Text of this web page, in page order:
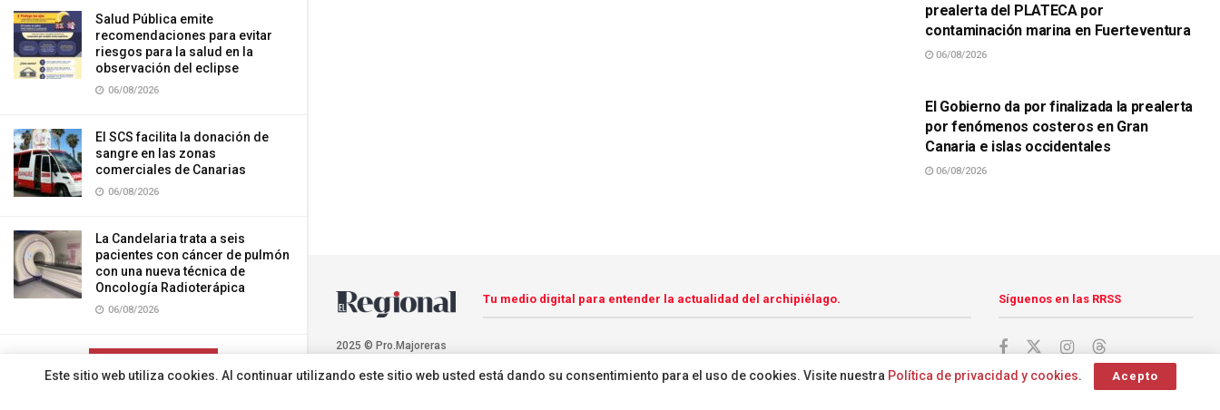
Salud Pública emite
recomendaciones para evitar
riesgos para la salud en la
observación del eclipse
06/08/2026
El SCS facilita la donación de
sangre en las zonas
comerciales de Canarias
06/08/2026
La Candelaria trata a seis
pacientes con cáncer de pulmón
con una nueva técnica de
Oncología Radioterápica
06/08/2026
prealerta del PLATECA por
contaminación marina en Fuerteventura
06/08/2026
El Gobierno da por finalizada la prealerta
por fenómenos costeros en Gran
Canaria e islas occidentales
06/08/2026
2025 © Pro.Majoreras
Tu medio digital para entender la actualidad del archipiélago. Síguenos en las RRSS
Este sitio web utiliza cookies. Al continuar utilizando este sitio web usted está dando su consentimiento para el uso de cookies. Visite nuestra Política de privacidad y cookies. Acepto